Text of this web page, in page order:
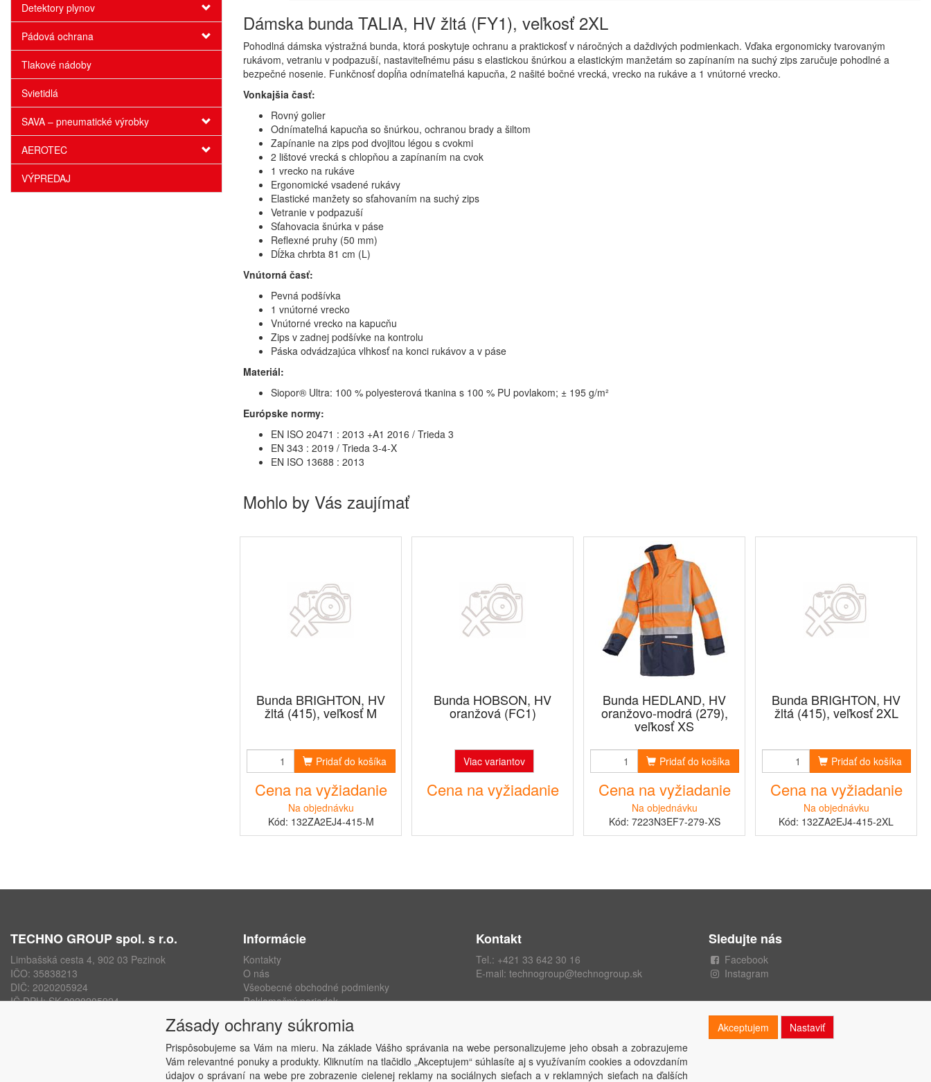
Detektory plynov
Pádová ochrana
Tlakové nádoby
Svietidlá
SAVA – pneumatické výrobky
AEROTEC
VÝPREDAJ
Dámska bunda TALIA, HV žltá (FY1), veľkosť 2XL
Pohodlná dámska výstražná bunda, ktorá poskytuje ochranu a praktickosť v náročných a daždivých podmienkach. Vďaka ergonomicky tvarovaným
rukávom, vetraniu v podpazuší, nastaviteľnému pásu s elastickou šnúrkou a elastickým manžetám so zapínaním na suchý zips zaručuje pohodlné a
bezpečné nosenie. Funkčnosť dopĺňa odnímateľná kapucňa, 2 našité bočné vrecká, vrecko na rukáve a 1 vnútorné vrecko.
Vonkajšia časť:
Rovný golier
Odnímateľná kapucňa so šnúrkou, ochranou brady a šiltom
Zapínanie na zips pod dvojitou légou s cvokmi
2 lištové vrecká s chlopňou a zapínaním na cvok
1 vrecko na rukáve
Ergonomické vsadené rukávy
Elastické manžety so sťahovaním na suchý zips
Vetranie v podpazuší
Sťahovacia šnúrka v páse
Reflexné pruhy (50 mm)
Dĺžka chrbta 81 cm (L)
Vnútorná časť:
Pevná podšívka
1 vnútorné vrecko
Vnútorné vrecko na kapucňu
Zips v zadnej podšívke na kontrolu
Páska odvádzajúca vlhkosť na konci rukávov a v páse
Materiál:
Siopor® Ultra: 100 % polyesterová tkanina s 100 % PU povlakom; ± 195 g/m²
Európske normy:
EN ISO 20471 : 2013 +A1 2016 / Trieda 3
EN 343 : 2019 / Trieda 3-4-X
EN ISO 13688 : 2013
Mohlo by Vás zaujímať
Bunda BRIGHTON, HV
žltá (415), veľkosť M
Pridať do košíka
Cena na vyžiadanie
Na objednávku
Kód: 132ZA2EJ4-415-M
Bunda HOBSON, HV
oranžová (FC1)
Viac variantov
Cena na vyžiadanie
Bunda HEDLAND, HV
oranžovo-modrá (279),
veľkosť XS
Pridať do košíka
Cena na vyžiadanie
Na objednávku
Kód: 7223N3EF7-279-XS
Bunda BRIGHTON, HV
žltá (415), veľkosť 2XL
Pridať do košíka
Cena na vyžiadanie
Na objednávku
Kód: 132ZA2EJ4-415-2XL
TECHNO GROUP spol. s r.o.
Limbašská cesta 4, 902 03 Pezinok
IČO: 35838213
DIČ: 2020205924
IČ DPH: SK 2020205924
Informácie
Kontakty
O nás
Všeobecné obchodné podmienky
Reklamačný poriadok
Nastavenie súkromia
Odstúpenie od zmluvy
Kontakt
Tel.: +421 33 642 30 16
E-mail: technogroup@technogroup.sk
Sledujte nás
Facebook
Instagram
Copyright © TECHNO GROUP spol. s r.o.2026
Zásady ochrany súkromia
Prispôsobujeme sa Vám na mieru. Na základe Vášho správania na webe personalizujeme jeho obsah a zobrazujeme
Vám relevantné ponuky a produkty. Kliknutím na tlačidlo „Akceptujem“ súhlasíte aj s využívaním cookies a odovzdaním
údajov o správaní na webe pre zobrazenie cielenej reklamy na sociálnych sieťach a v reklamných sieťach na ďalších
Akceptujem Nastaviť